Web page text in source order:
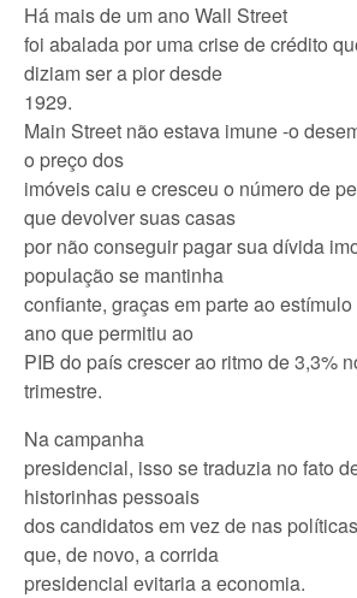
Há mais de um ano Wall Street
foi abalada por uma crise de crédito
diziam ser a pior desde
1929.
Main Street não estava imune -o
o preço dos
imóveis caiu e cresceu o número de
que devolver suas casas
por não conseguir pagar sua dívida
população se mantinha
confiante, graças em parte ao
ano que permitiu ao
PIB do país crescer ao ritmo de 3,3%
trimestre.
Na campanha
presidencial, isso se traduzia no fato
historinhas pessoais
dos candidatos em vez de nas
que, de novo, a corrida
presidencial evitaria a economia.